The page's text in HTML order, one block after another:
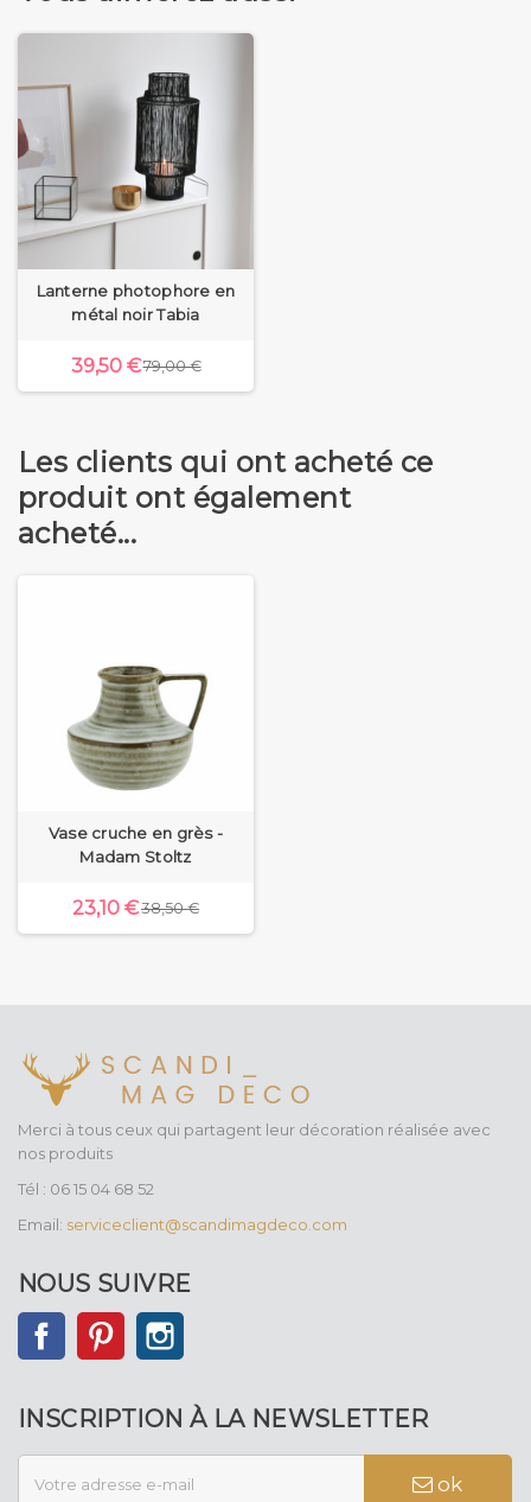
Lanterne photophore en
métal noir Tabia
39,50 €79,00 €
Les clients qui ont acheté ce
produit ont également
acheté...
Vase cruche en grès -
Madam Stoltz
23,10 €38,50 €
Merci à tous ceux qui partagent leur décoration réalisée avec
nos produits
Tél : 06 15 04 68 52
Email: serviceclient@scandimagdeco.com
NOUS SUIVRE
FacebookPinterest
INSCRIPTION À LA NEWSLETTER
ok